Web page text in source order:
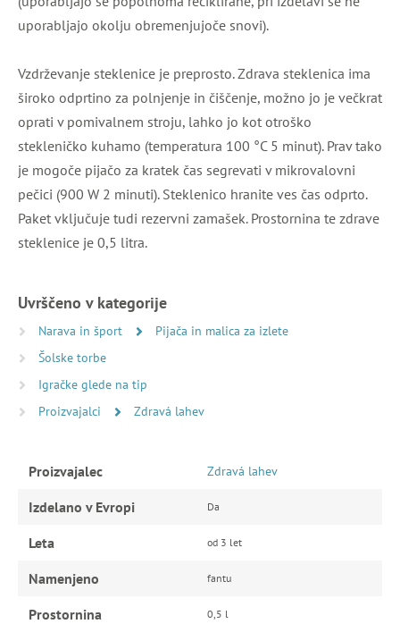
uporabljajo okolju obremenjujoče snovi).
Vzdrževanje steklenice je preprosto. Zdrava steklenica ima
široko odprtino za polnjenje in čiščenje, možno jo je večkrat
oprati v pomivalnem stroju, lahko jo kot otroško
stekleničko kuhamo (temperatura 100 °C 5 minut). Prav tako
je mogoče pijačo za kratek čas segrevati v mikrovalovni
pečici (900 W 2 minuti). Steklenico hranite ves čas odprto.
Paket vključuje tudi rezervni zamašek. Prostornina te zdrave
steklenice je 0,5 litra.
Uvrščeno v kategorije
Narava in šport
Pijača in malica za izlete
Šolske torbe
Igračke glede na tip
Proizvajalci
Zdravá lahev
Proizvajalec Zdravá lahev
Izdelano v Evropi Da
Leta od 3 let
Namenjeno fantu
Prostornina 0,5 l